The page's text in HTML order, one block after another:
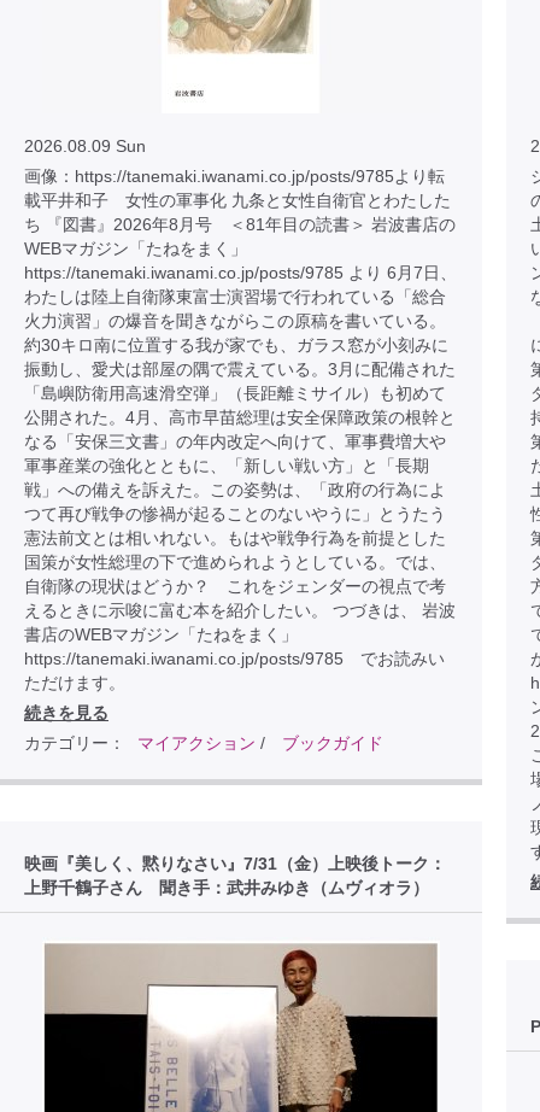
2026.08.09 Sun
画像：https://tanemaki.iwanami.co.jp/posts/9785より転
載平井和子 女性の軍事化 九条と女性自衛官とわたした
ち 『図書』2026年8月号 ＜81年目の読書＞ 岩波書店の
WEBマガジン「たねをまく」
https://tanemaki.iwanami.co.jp/posts/9785 より 6月7日、
わたしは陸上自衛隊東富士演習場で行われている「総合
火力演習」の爆音を聞きながらこの原稿を書いている。
約30キロ南に位置する我が家でも、ガラス窓が小刻みに
振動し、愛犬は部屋の隅で震えている。3月に配備された
「島嶼防衛用高速滑空弾」（長距離ミサイル）も初めて
公開された。4月、高市早苗総理は安全保障政策の根幹と
なる「安保三文書」の年内改定へ向けて、軍事費増大や
軍事産業の強化とともに、「新しい戦い方」と「長期
戦」への備えを訴えた。この姿勢は、「政府の行為によ
つて再び戦争の惨禍が起ることのないやうに」とうたう
憲法前文とは相いれない。もはや戦争行為を前提とした
国策が女性総理の下で進められようとしている。では、
自衛隊の現状はどうか？ これをジェンダーの視点で考
えるときに示唆に富む本を紹介したい。 つづきは、 岩波
書店のWEBマガジン「たねをまく」
https://tanemaki.iwanami.co.jp/posts/9785 でお読みい
ただけます。
続きを見る
カテゴリー：
マイアクション / ブックガイド
映画『美しく、黙りなさい』7/31（金）上映後トーク：
上野千鶴子さん 聞き手：武井みゆき（ムヴィオラ）